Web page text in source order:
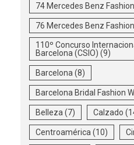
74 Mercedes Benz
76 Mercedes Benz
110º Concurso
Barcelona (CSIO) (9)
Barcelona (8)
Barcelona Bridal Fashion
Belleza (7) Calzado
Centroamérica (10)